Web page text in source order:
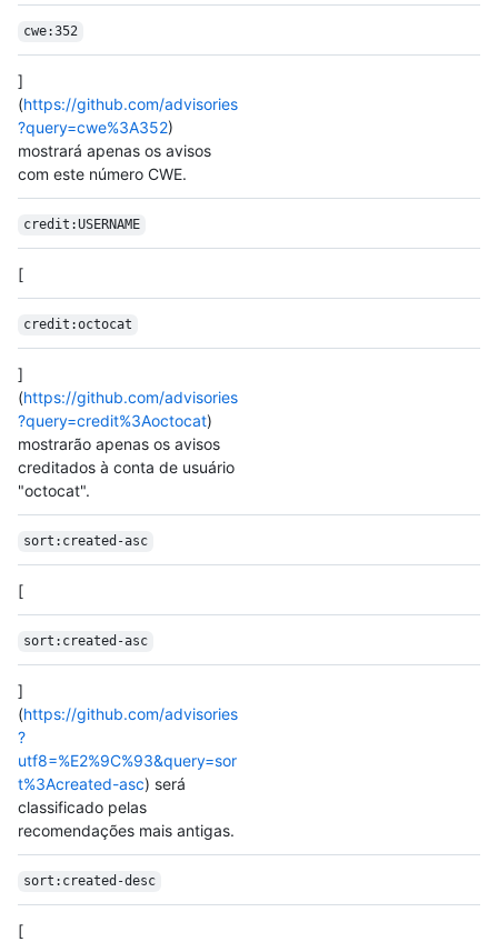
cwe:352
]
(https://github.com/advisories
?query=cwe%3A352)
mostrará apenas os avisos
com este número CWE.
credit:USERNAME
[
credit:octocat
]
(https://github.com/advisories
?query=credit%3Aoctocat)
mostrarão apenas os avisos
creditados à conta de usuário
"octocat".
sort:created-asc
[
sort:created-asc
]
(https://github.com/advisories
?
utf8=%E2%9C%93&query=sor
t%3Acreated-asc) será
classificado pelas
recomendações mais antigas.
sort:created-desc
[